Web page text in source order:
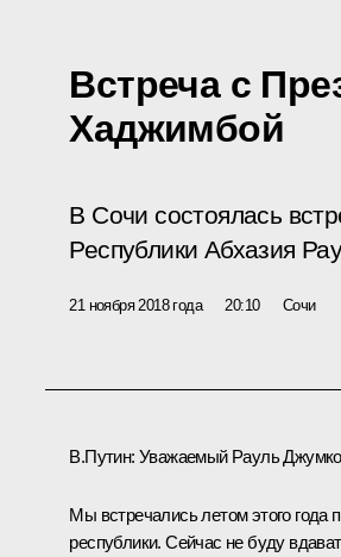
Встреча с
Хаджимбой
В Сочи состоялась
Республики Абхазия
21 ноября 2018 года 20:10 Сочи
В.Путин: Уважаемый Рауль
Мы встречались летом этого года
республики. Сейчас не буду